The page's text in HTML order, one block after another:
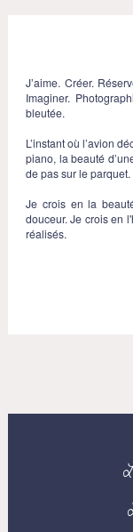
J’aime. Créer.
Imaginer.
bleutée.
L’instant où l’avion
piano, la beauté
de pas sur le
Je crois en la
douceur. Je crois en
réalisés.